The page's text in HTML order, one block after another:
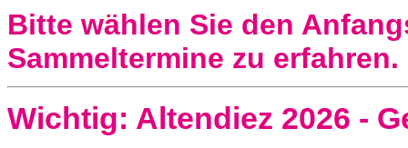
Bitte wählen Sie den
Sammeltermine zu erfahren.
Wichtig: Altendiez 2026 -